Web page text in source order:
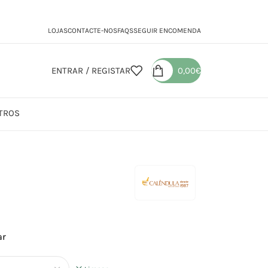
LOJASCONTACTE-NOSFAQSSEGUIR ENCOMENDA
ENTRAR / REGISTAR 0,00€